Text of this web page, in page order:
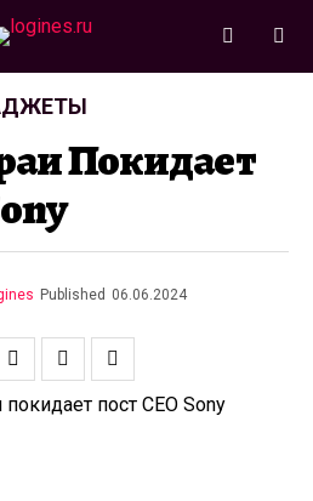
Покидает
Published 06.06.2024